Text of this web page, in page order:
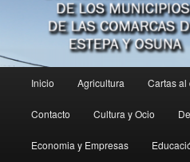
principal
Inicio Agricultura Cartas al
Contacto Cultura y Ocio
Economia y Empresas